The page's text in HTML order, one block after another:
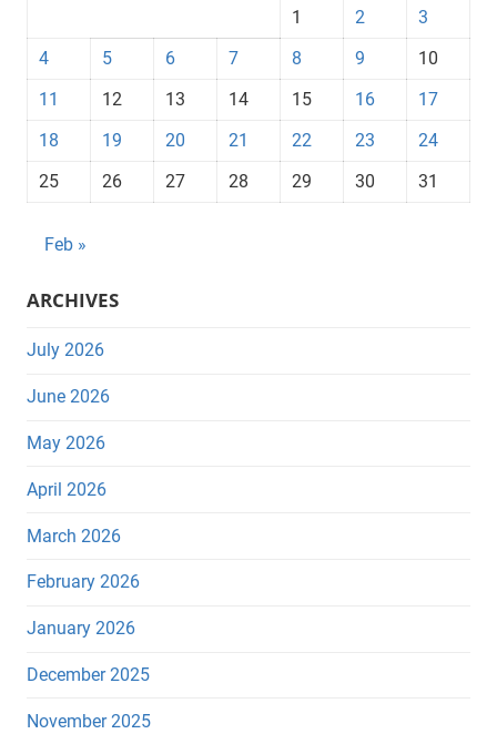
1
2
3
4
5 6 7 8 9
10
11
12 13 14 15 16
17
18
19 20 21 22 23
24
25
26 27 28 29 30 31
Feb »
ARCHIVES
July 2026
June 2026
May 2026
April 2026
March 2026
February 2026
January 2026
December 2025
November 2025